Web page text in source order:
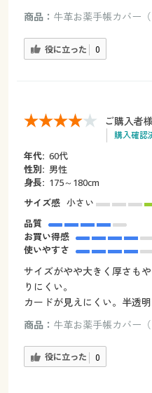
商品： 牛革お薬手帳カバー
役に立った 0
ご購入者様
購入確認
年代: 60代
性別: 男性
身長: 175～180cm
サイズ感 小さい
品質
お買い得感
使いやすさ
サイズがやや大きく厚さも
りにくい。
カードが見えにくい。半透
商品： 牛革お薬手帳カバー
役に立った 0